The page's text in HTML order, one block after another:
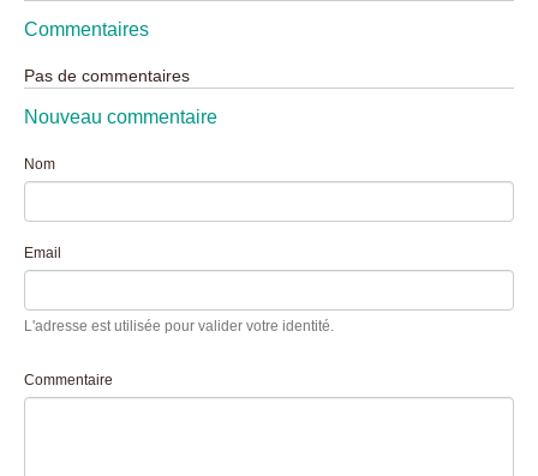
Commentaires
Pas de commentaires
Nouveau commentaire
Nom
Email
L'adresse est utilisée pour valider votre identité.
Commentaire